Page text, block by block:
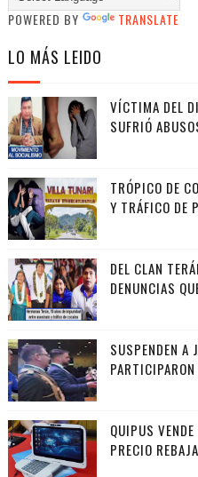
POWERED BY TRANSLATE
LO MÁS LEIDO
VÍCTIMA DEL
SUFRIÓ
TRÓPICO DE
Y TRÁFICO DE
DEL CLAN
DENUNCIAS
SUSPENDEN A
QUIPUS
PRECIO